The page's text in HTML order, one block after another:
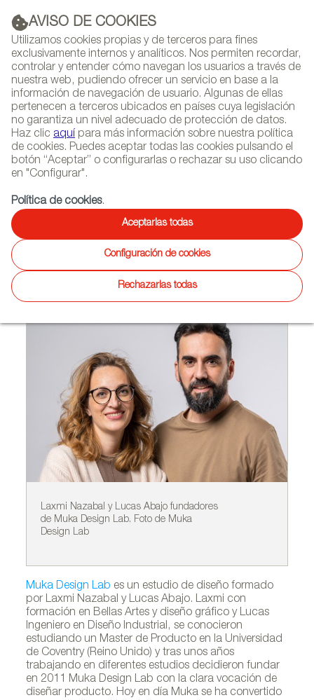
AVISO DE COOKIES
Utilizamos cookies propias y de terceros para fines
exclusivamente internos y analíticos. Nos permiten recordar,
controlar y entender cómo navegan los usuarios a través de
nuestra web, pudiendo ofrecer un servicio en base a la
información de navegación de usuario. Algunas de ellas
pertenecen a terceros ubicados en países cuya legislación
no garantiza un nivel adecuado de protección de datos.
Haz clic aquí para más información sobre nuestra política
de cookies. Puedes aceptar todas las cookies pulsando el
botón “Aceptar” o configurarlas o rechazar su uso clicando
en "Configurar".
Política de cookies.
Aceptarlas todas
Configuración de cookies
Rechazarlas todas
PUBLICIDAD
(+34) 913 497 100 |
NEWSLETTER
AGENDA
Muka Design Lab
Laxmi Nazabal y Lucas Abajo fundadores
de Muka Design Lab. Foto de Muka
Design Lab
Muka Design Lab es un estudio de diseño formado
por Laxmi Nazabal y Lucas Abajo. Laxmi con
formación en Bellas Artes y diseño gráfico y Lucas
Ingeniero en Diseño Industrial, se conocieron
estudiando un Master de Producto en la Universidad
de Coventry (Reino Unido) y tras unos años
trabajando en diferentes estudios decidieron fundar
en 2011 Muka Design Lab con la clara vocación de
diseñar producto. Hoy en día Muka se ha convertido